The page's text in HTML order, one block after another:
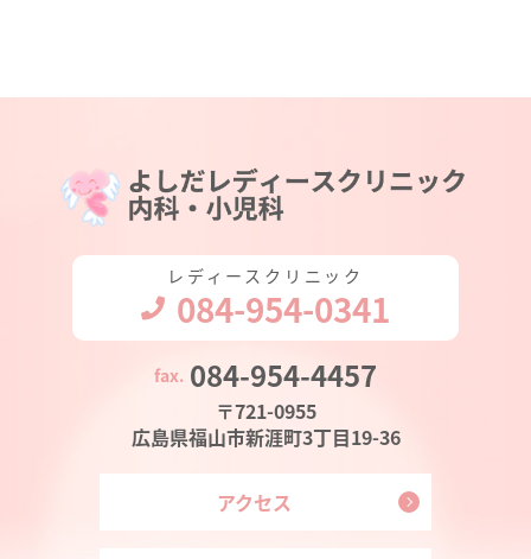
レディースクリニック
084-954-0341
084-954-4457
〒721-0955
広島県福山市新涯町3丁目19-36
アクセス